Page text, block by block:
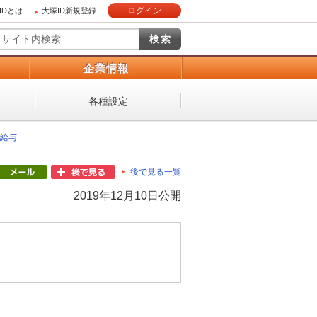
とは 大塚ID新規登録 ログイン
企業情報
各種設定
与
後で見る一覧
2019年12月10日公開